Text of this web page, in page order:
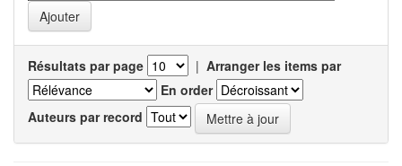
Résultats par page | Arranger les items par
En order
Auteurs par record